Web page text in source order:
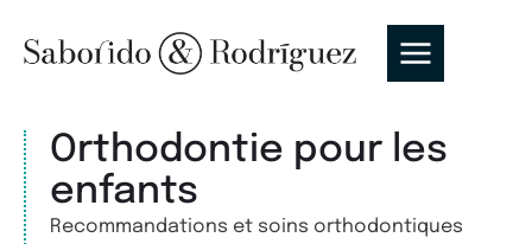
Orthodontie pour les
enfants
Recommandations et soins orthodontiques